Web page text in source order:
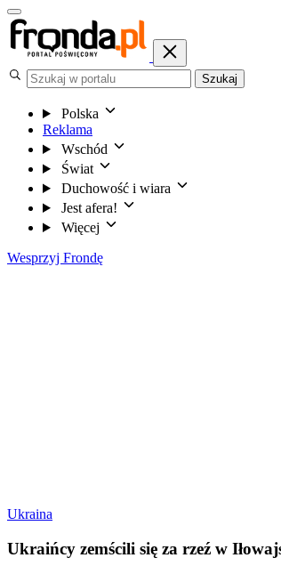
Szukaj
Polska
Reklama
Wschód
Świat
Duchowość i wiara
Jest afera!
Więcej
Wesprzyj Frondę
Ukraina
Ukraińcy zemścili się za rzeź w